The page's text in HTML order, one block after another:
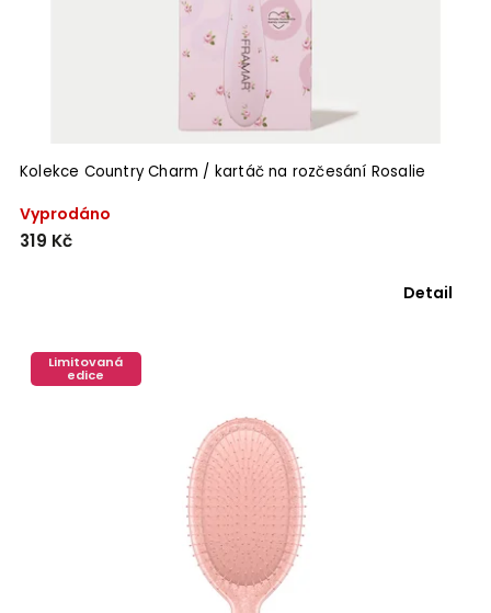
Kolekce Country Charm / kartáč na rozčesání Rosalie
Vyprodáno
319 Kč
Detail
Limitovaná
edice